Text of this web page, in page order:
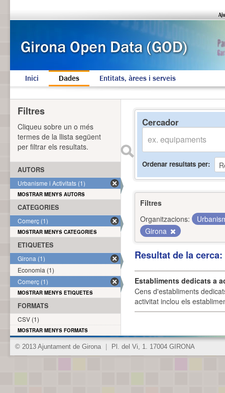
Inici Dades Entitats, àrees i serveis
Cercador
Ordenar resultats per
Filtres
Organitzacions:
Girona
Resultat de la
Establiments dedicats a
Cens d'establiments
activitat inclou els
Filtres
Cliqueu sobre un o més
termes de la llista següent
per filtrar els resultats.
AUTORS
Urbanisme i Activitats (1)
MOSTRAR MENYS AUTORS
CATEGORIES
Comerç (1)
MOSTRAR MENYS CATEGORIES
ETIQUETES
Girona (1)
Economia (1)
Comerç (1)
MOSTRAR MENYS ETIQUETES
FORMATS
CSV (1)
MOSTRAR MENYS FORMATS
© 2013 Ajuntament de Girona Pl. del Vi, 1. 17004 GIRONA